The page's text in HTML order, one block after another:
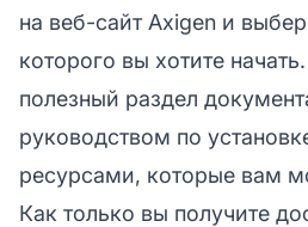
на веб-сайт Axigen и
которого вы хотите
полезный раздел
руководством по
ресурсами, которые вам
Как только вы получите